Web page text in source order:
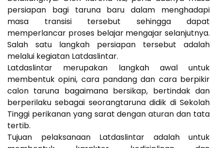
persiapan bagi taruna baru dalam menghadapi
masa transisi tersebut sehingga dapat
memperlancar proses belajar mengajar selanjutnya.
Salah satu langkah persiapan tersebut adalah
melalui kegiatan Latdaslintar.
Latdaslintar merupakan langkah awal untuk
membentuk opini, cara pandang dan cara berpikir
calon taruna bagaimana bersikap, bertindak dan
berperilaku sebagai seorangtaruna didik di Sekolah
Tinggi perikanan yang sarat dengan aturan dan tata
tertib.
Tujuan pelaksanaan Latdaslintar adalah untuk